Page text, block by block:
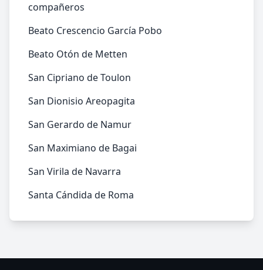
compañeros
Beato Crescencio García Pobo
Beato Otón de Metten
San Cipriano de Toulon
San Dionisio Areopagita
San Gerardo de Namur
San Maximiano de Bagai
San Virila de Navarra
Santa Cándida de Roma